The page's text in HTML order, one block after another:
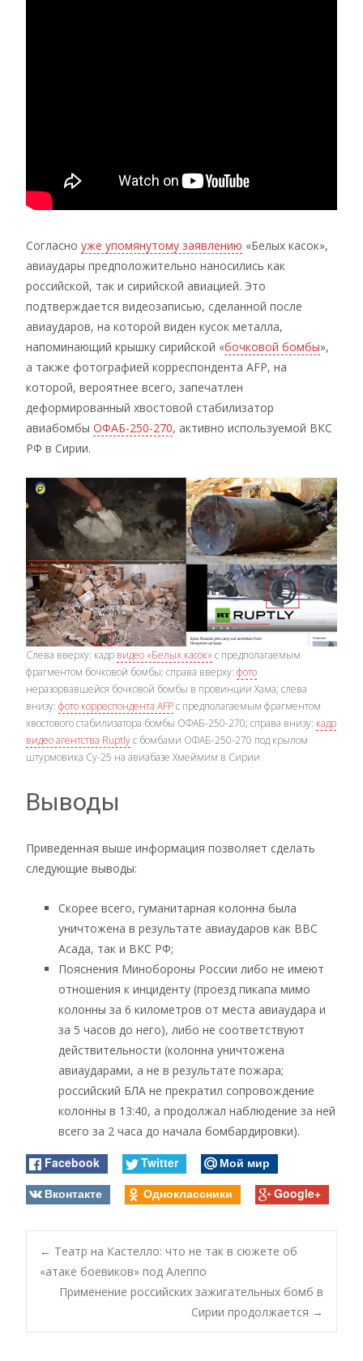
Согласно уже упомянутому заявлению «Белых касок»,
авиаудары предположительно наносились как
российской, так и сирийской авиацией. Это
подтверждается видеозаписью, сделанной после
авиаударов, на которой виден кусок металла,
напоминающий крышку сирийской «бочковой бомбы»,
а также фотографией корреспондента AFP, на
которой, вероятнее всего, запечатлен
деформированный хвостовой стабилизатор
авиабомбы ОФАБ-250-270, активно используемой ВКС
РФ в Сирии.
Слева вверху: кадр видео «Белых касок» с предполагаемым
фрагментом бочковой бомбы; справа вверху: фото
неразорвавшейся бочковой бомбы в провинции Хама; слева
внизу: фото корреспондента AFPс предполагаемым фрагментом
хвостового стабилизатора бомбы ОФАБ-250-270; справа внизу: кадр
видео агентства Ruptlyс бомбами ОФАБ-250-270 под крылом
штурмовика Су-25 на авиабазе Хмеймим в Сирии
Выводы
Приведенная выше информация позволяет сделать
следующие выводы:
Скорее всего, гуманитарная колонна была
уничтожена в результате авиаударов как ВВС
Асада, так и ВКС РФ;
Пояснения Минобороны России либо не имеют
отношения к инциденту (проезд пикапа мимо
колонны за 6 километров от места авиаудара и
за 5 часов до него), либо не соответствуют
действительности (колонна уничтожена
авиаударами, а не в результате пожара;
российский БЛА не прекратил сопровождение
колонны в 13:40, а продолжал наблюдение за ней
всего за 2 часа до начала бомбардировки).
Facebook Twitter
Мой мир
Вконтакте
Одноклассники Google+
Post
navigation
← Театр на Кастелло: что не так в сюжете об
«атаке боевиков» под Алеппо
Применение российских зажигательных бомб в
Сирии продолжается →